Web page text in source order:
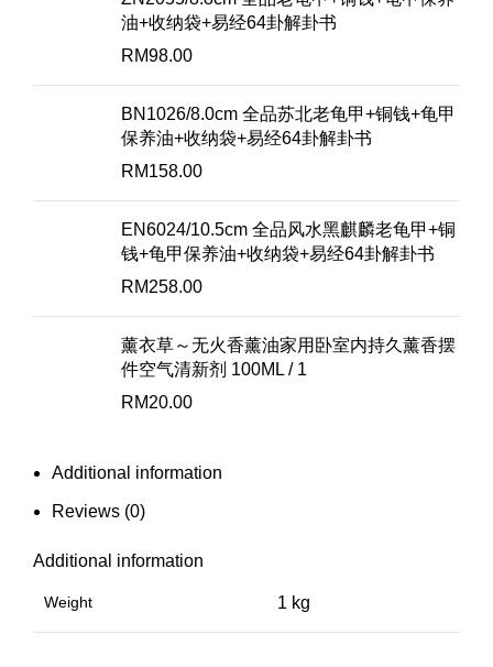
油+收纳袋+易经64卦解卦书
RM98.00
BN1026/8.0cm 全品苏北老龟甲+铜钱+龟甲
保养油+收纳袋+易经64卦解卦书
RM158.00
EN6024/10.5cm 全品风水黑麒麟老龟甲+铜
钱+龟甲保养油+收纳袋+易经64卦解卦书
RM258.00
薰衣草～无火香薰油家用卧室内持久薰香摆
件空气清新剂 100ML / 1
RM20.00
Additional information
Reviews (0)
Additional information
Weight 1 kg